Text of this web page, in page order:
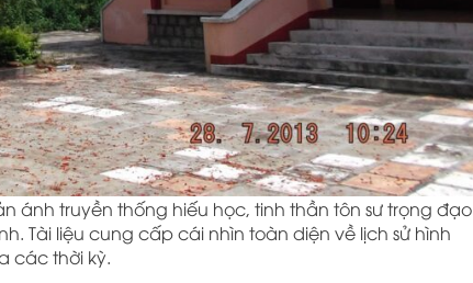
ánh truyền thống hiếu học, tinh thần tôn sư trọng đạo
Tài liệu cung cấp cái nhìn toàn diện về lịch sử hình
các thời kỳ.